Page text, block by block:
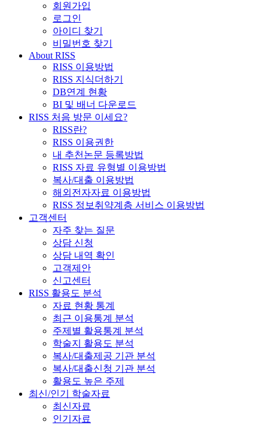
회원가입
로그인
아이디 찾기
비밀번호 찾기
About RISS
RISS 이용방법
RISS 지식더하기
DB연계 현황
BI 및 배너 다운로드
RISS 처음 방문 이세요?
RISS란?
RISS 이용권한
내 추천논문 등록방법
RISS 자료 유형별 이용방법
복사/대출 이용방법
해외전자자료 이용방법
RISS 정보취약계층 서비스 이용방법
고객센터
자주 찾는 질문
상담 신청
상담 내역 확인
고객제안
신고센터
RISS 활용도 분석
자료 현황 통계
최근 이용통계 분석
주제별 활용통계 분석
학술지 활용도 분석
복사/대출제공 기관 분석
복사/대출신청 기관 분석
활용도 높은 주제
최신/인기 학술자료
최신자료
인기자료